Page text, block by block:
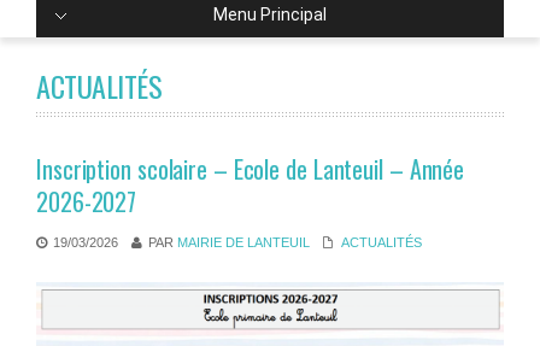
Menu Principal
ACTUALITÉS
Inscription scolaire – Ecole de Lanteuil – Année
2026-2027
19/03/2026 PAR MAIRIE DE LANTEUIL ACTUALITÉS